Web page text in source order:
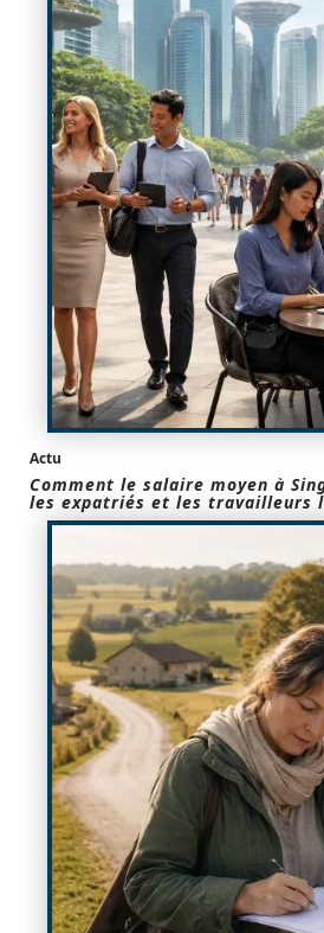
Actu
Comment le salaire moyen à
les expatriés et les travailleurs